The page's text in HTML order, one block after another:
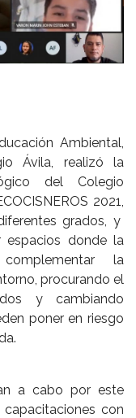
Ambiental,
Ávila, realizó la
del Colegio
2021,
grados, y
donde la
la
procurando el
y cambiando
poner en riesgo
a cabo por este
con